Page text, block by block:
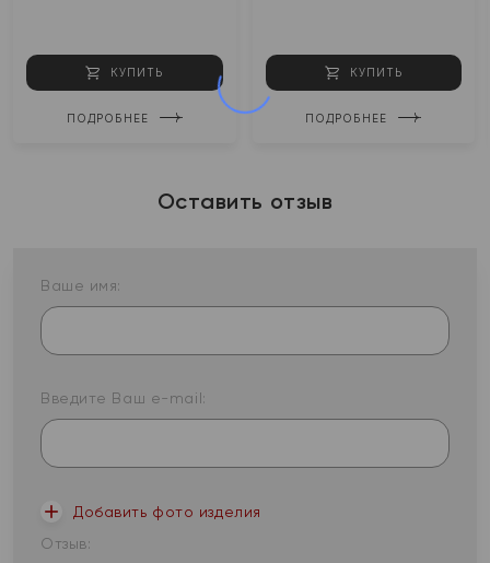
КУПИТЬ
ПОДРОБНЕЕ
КУПИТЬ
ПОДРОБНЕЕ
Оставить отзыв
Ваше имя:
Введите Ваш e-mail:
Добавить фото изделия
Отзыв: